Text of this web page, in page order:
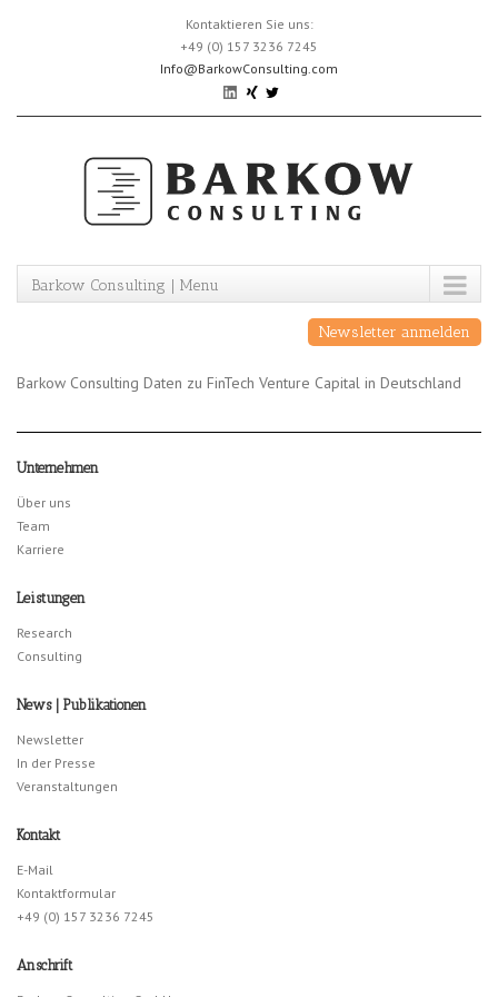
Kontaktieren Sie uns:
+49 (0) 157 3236 7245
Info@BarkowConsulting.com
Barkow Consulting | Menu
Newsletter anmelden
Barkow Consulting Daten zu FinTech Venture Capital in Deutschland
Unternehmen
Über uns
Team
Karriere
Leistungen
Research
Consulting
News | Publikationen
Newsletter
In der Presse
Veranstaltungen
Kontakt
E-Mail
Kontaktformular
+49 (0) 157 3236 7245
Anschrift